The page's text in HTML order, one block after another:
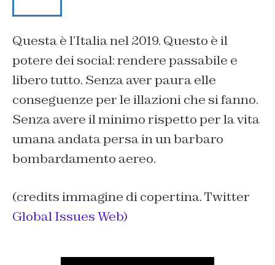
Questa è l’Italia nel 2019. Questo è il
potere dei social: rendere passabile e
libero tutto. Senza aver paura elle
conseguenze per le illazioni che si fanno.
Senza avere il minimo rispetto per la vita
umana andata persa in un barbaro
bombardamento aereo.
(credits immagine di copertina. Twitter
Global Issues Web)